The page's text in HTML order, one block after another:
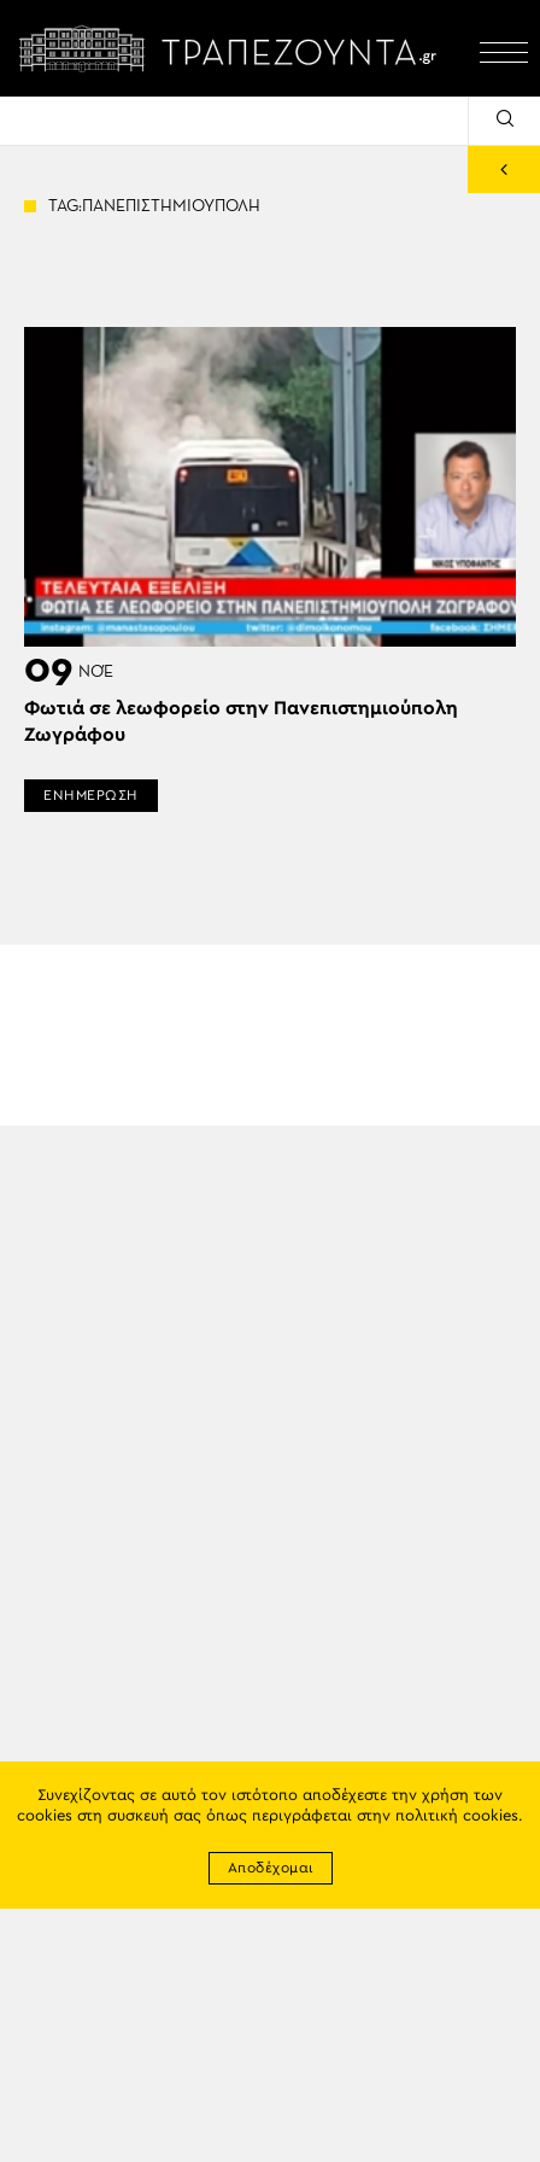
TAG:ΠΑΝΕΠΙΣΤΗΜΙΟΥΠΟΛΗ
09 ΝΟΈ
Φωτιά σε λεωφορείο στην Πανεπιστημιούπολη
Ζωγράφου
ΕΝΗΜΕΡΩΣΗ
Συνεχίζοντας σε αυτό τον ιστότοπο αποδέχεστε την χρήση των
cookies στη συσκευή σας όπως περιγράφεται στην πολιτική cookies.
Αποδέχομαι